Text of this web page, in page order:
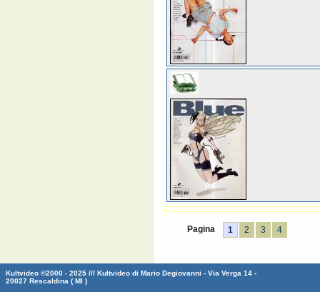
Pagina 1 2 3 4
Kultvideo ©2000 - 2025 /// Kultvideo di Mario Degiovanni - Via Verga 14 -
20027 Rescaldina ( MI )